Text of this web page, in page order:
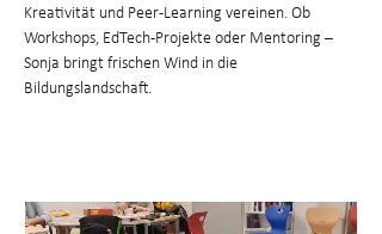
Kreativität und Peer-Learning vereinen. Ob
Workshops, EdTech-Projekte oder Mentoring –
Sonja bringt frischen Wind in die
Bildungslandschaft. ​